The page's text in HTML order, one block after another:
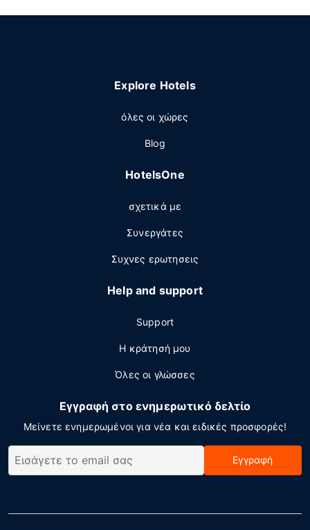
Explore Hotels
όλες οι χώρες
Blog
HotelsOne
σχετικά με
Συνεργάτες
Συχνες ερωτησεις
Help and support
Support
Η κράτησή μου
Όλες οι γλώσσες
Εγγραφή στο ενημερωτικό δελτίο
Μείνετε ενημερωμένοι για νέα και ειδικές προσφορές!
Εγγραφή